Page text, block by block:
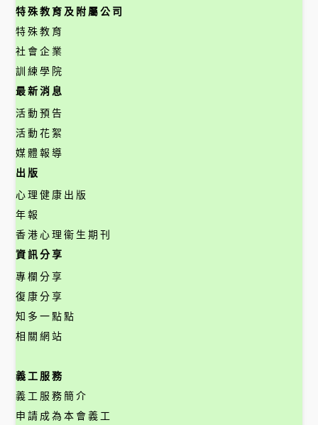
特殊教育及附屬公司
特殊教育
社會企業
訓練學院
最新消息
活動預告
活動花絮
媒體報導
出版
心理健康出版
年報
香港心理衞生期刊
資訊分享
專欄分享
復康分享
知多一點點
相關網站
義工服務
義工服務簡介
申請成為本會義工